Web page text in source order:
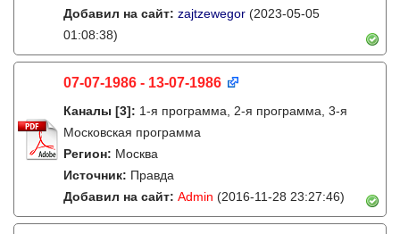
Добавил на сайт: zajtzewegor (2023-05-05
01:08:38)
07-07-1986 - 13-07-1986
Каналы [3]: 1-я программа, 2-я программа, 3-я
Московская программа
Регион: Москва
Источник: Правда
Добавил на сайт: Admin (2016-11-28 23:27:46)